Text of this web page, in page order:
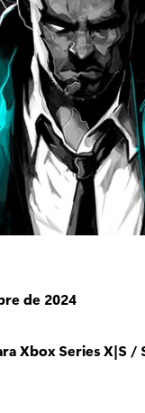
de 2024
Xbox Series X|S /